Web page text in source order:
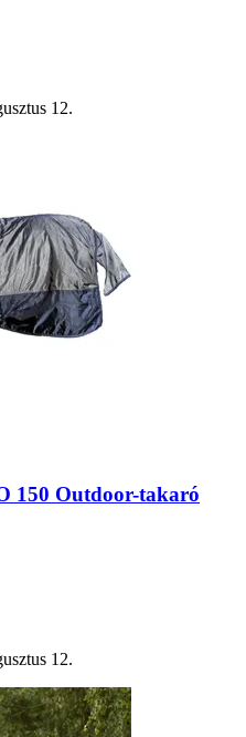
12.
150 Outdoor-​takaró
12.